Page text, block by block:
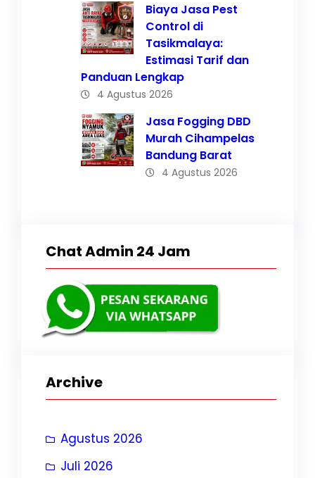
Biaya Jasa Pest
Control di
Tasikmalaya:
Estimasi Tarif dan
Panduan Lengkap
4 Agustus 2026
Jasa Fogging DBD
Murah Cihampelas
Bandung Barat
4 Agustus 2026
Chat Admin 24 Jam
Archive
Agustus 2026
Juli 2026